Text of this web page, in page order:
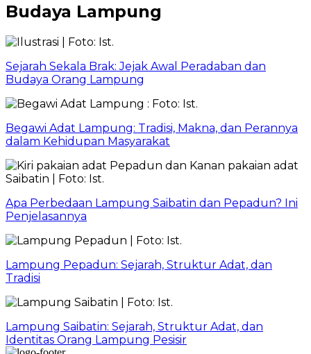
Budaya Lampung
Sejarah Sekala Brak: Jejak Awal Peradaban dan
Budaya Orang Lampung
Begawi Adat Lampung: Tradisi, Makna, dan Perannya
dalam Kehidupan Masyarakat
Apa Perbedaan Lampung Saibatin dan Pepadun? Ini
Penjelasannya
Lampung Pepadun: Sejarah, Struktur Adat, dan
Tradisi
Lampung Saibatin: Sejarah, Struktur Adat, dan
Identitas Orang Lampung Pesisir